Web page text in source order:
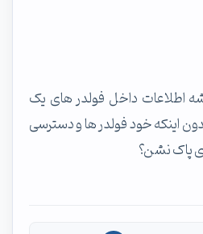
اطلاعات داخل فولدر های یک
اینکه خود فولدر ها و دسترسی
پاک نشن؟